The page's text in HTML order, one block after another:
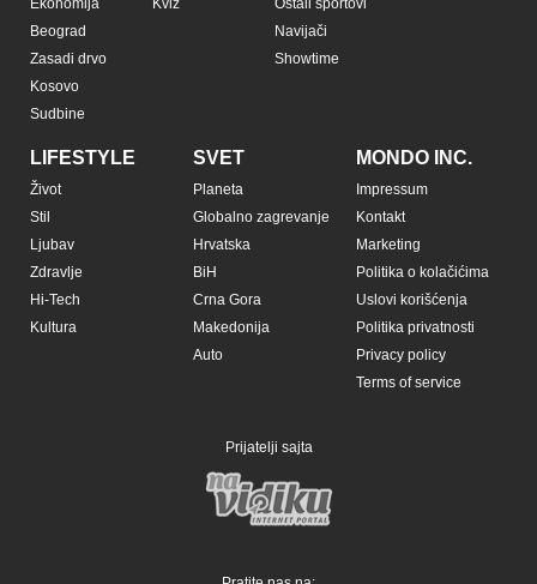
Ekonomija
Beograd
Zasadi drvo
Kosovo
Sudbine
Kviz
Ostali sportovi
Navijači
Showtime
LIFESTYLE
Život
Stil
Ljubav
Zdravlje
Hi-Tech
Kultura
SVET
Planeta
Globalno zagrevanje
Hrvatska
BiH
Crna Gora
Makedonija
Auto
MONDO INC.
Impressum
Kontakt
Marketing
Politika o kolačićima
Uslovi korišćenja
Politika privatnosti
Privacy policy
Terms of service
Prijatelji sajta